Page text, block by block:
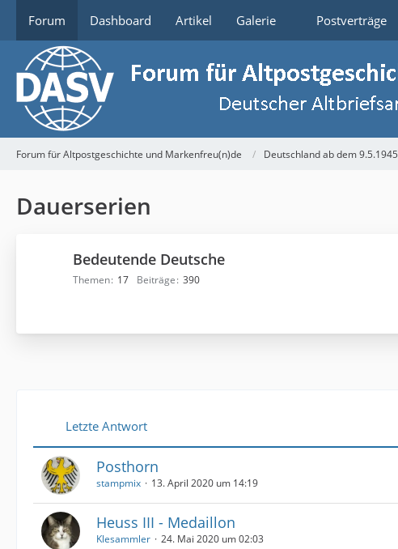
Forum Dashboard Artikel Galerie Postverträge
Forum für Altpostgeschichte und Markenfreu(n)de Deutschland ab dem 9.5.1945
Dauerserien
Bedeutende Deutsche
Themen 17 Beiträge 390
Letzte Antwort
Posthorn
stampmix 13. April 2020 um 14:19
Heuss III - Medaillon
Klesammler 24. Mai 2020 um 02:03